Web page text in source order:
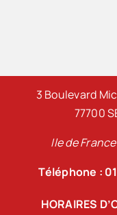
3 Boulevard
77700
Ile de France
Téléphone :
HORAIRES